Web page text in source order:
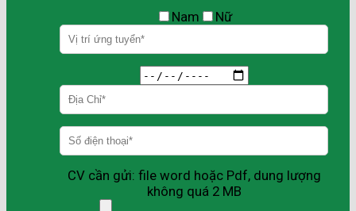
Nam Nữ
CV cần gửi: file word hoặc Pdf, dung lượng
không quá 2 MB